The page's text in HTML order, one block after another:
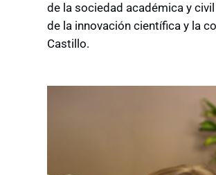
de la sociedad académica y
de la innovación científica y la
Castillo.